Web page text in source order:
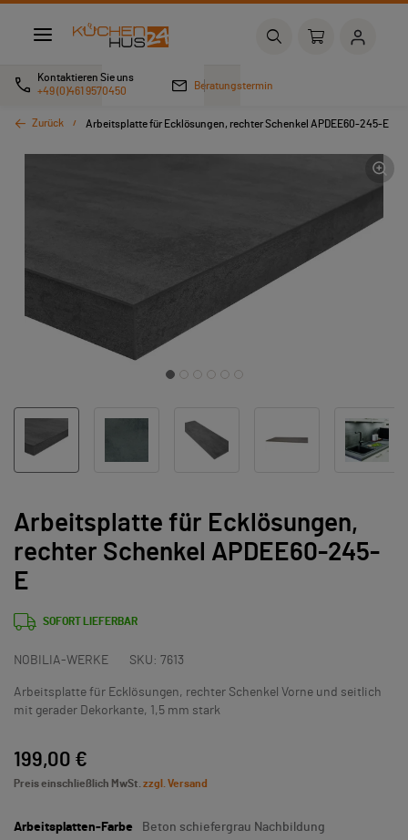
Kontaktieren Sie uns
+49 (0)461 9570450
Beratungstermin
Zurück Arbeitsplatte für Ecklösungen, rechter Schenkel APDEE60-245-E
Arbeitsplatte für Ecklösungen,
rechter Schenkel APDEE60-245-
E
SOFORT LIEFERBAR
NOBILIA-WERKE SKU: 7613
Arbeitsplatte für Ecklösungen, rechter Schenkel Vorne und seitlich
mit gerader Dekorkante, 1,5 mm stark
199,00 €
Preis einschließlich MwSt. zzgl. Versand
Arbeitsplatten-Farbe Beton schiefergrau Nachbildung